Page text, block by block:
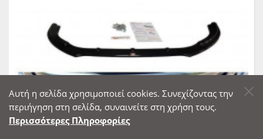
Αυτή η σελίδα χρησιμοποιεί cookies. Συνεχίζοντας την
περιήγηση στη σελίδα, συναινείτε στη χρήση τους.
Περισσότερες Πληροφορίες